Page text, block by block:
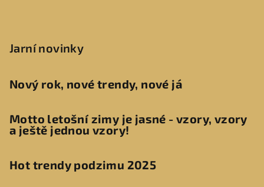
Jarní novinky
Nový rok, nové trendy, nové já
Motto letošní zimy je jasné - vzory, vzory
a ještě jednou vzory!
Hot trendy podzimu 2025